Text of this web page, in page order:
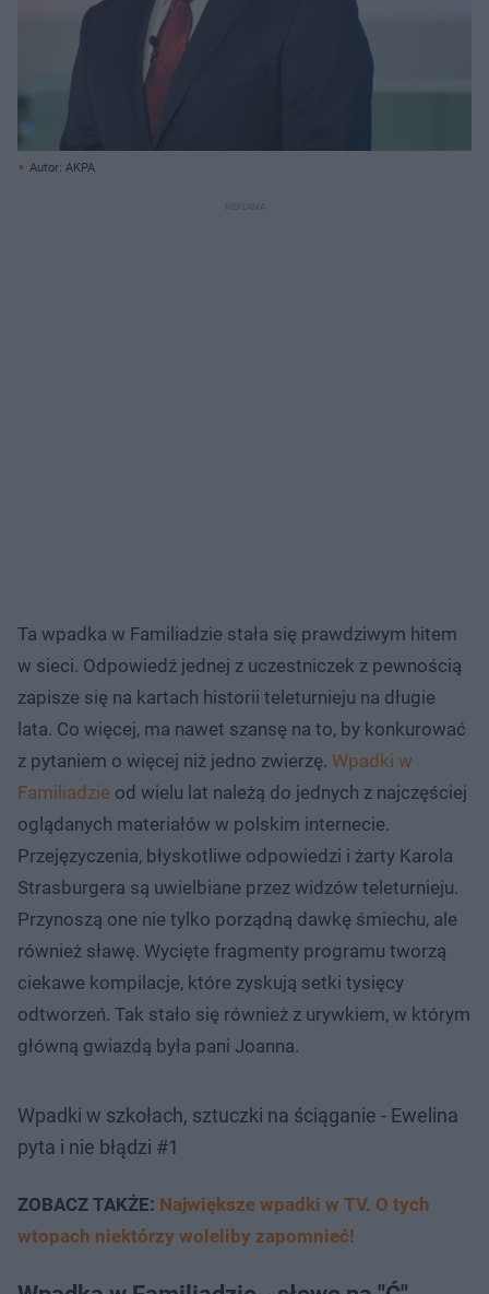
Autor: AKPA
Ta wpadka w Familiadzie stała się prawdziwym hitem
w sieci. Odpowiedź jednej z uczestniczek z pewnością
zapisze się na kartach historii teleturnieju na długie
lata. Co więcej, ma nawet szansę na to, by konkurować
z pytaniem o więcej niż jedno zwierzę. Wpadki w
Familiadzie od wielu lat należą do jednych z najczęściej
oglądanych materiałów w polskim internecie.
Przejęzyczenia, błyskotliwe odpowiedzi i żarty Karola
Strasburgera są uwielbiane przez widzów teleturnieju.
Przynoszą one nie tylko porządną dawkę śmiechu, ale
również sławę. Wycięte fragmenty programu tworzą
ciekawe kompilacje, które zyskują setki tysięcy
odtworzeń. Tak stało się również z urywkiem, w którym
główną gwiazdą była pani Joanna.
Wpadki w szkołach, sztuczki na ściąganie - Ewelina
pyta i nie błądzi #1
ZOBACZ TAKŻE: Największe wpadki w TV. O tych
wtopach niektórzy woleliby zapomnieć!